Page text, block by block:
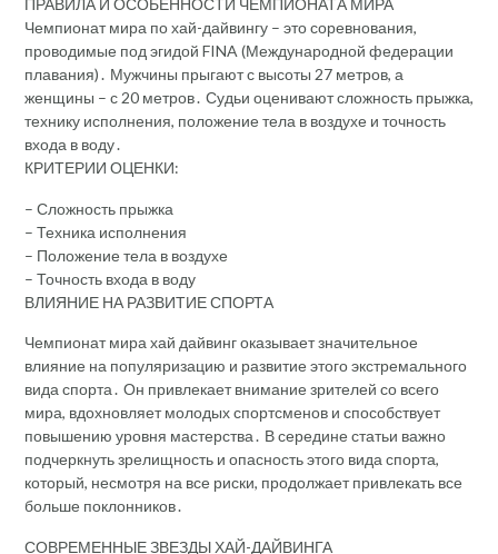
ПРАВИЛА И ОСОБЕННОСТИ ЧЕМПИОНАТА МИРА
Чемпионат мира по хай-дайвингу – это соревнования,
проводимые под эгидой FINA (Международной федерации
плавания)․ Мужчины прыгают с высоты 27 метров, а
женщины – с 20 метров․ Судьи оценивают сложность прыжка,
технику исполнения, положение тела в воздухе и точность
входа в воду․
КРИТЕРИИ ОЦЕНКИ:
– Сложность прыжка
– Техника исполнения
– Положение тела в воздухе
– Точность входа в воду
ВЛИЯНИЕ НА РАЗВИТИЕ СПОРТА
Чемпионат мира хай дайвинг оказывает значительное
влияние на популяризацию и развитие этого экстремального
вида спорта․ Он привлекает внимание зрителей со всего
мира, вдохновляет молодых спортсменов и способствует
повышению уровня мастерства․ В середине статьи важно
подчеркнуть зрелищность и опасность этого вида спорта,
который, несмотря на все риски, продолжает привлекать все
больше поклонников․
СОВРЕМЕННЫЕ ЗВЕЗДЫ ХАЙ-ДАЙВИНГА